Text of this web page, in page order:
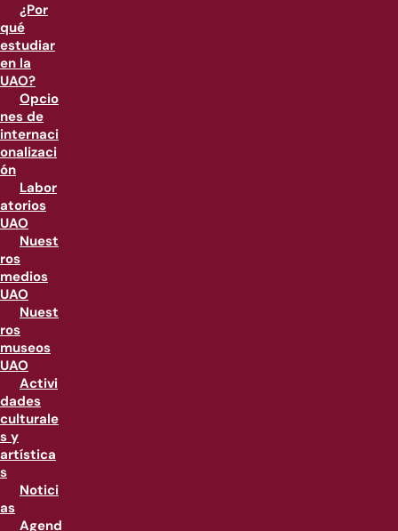
¿Por
qué
estudiar
en la
UAO?
Opcio
nes de
internaci
onalizaci
ón
Labor
atorios
UAO
Nuest
ros
medios
UAO
Nuest
ros
museos
UAO
Activi
dades
culturale
s y
artística
s
Notici
as
Agend